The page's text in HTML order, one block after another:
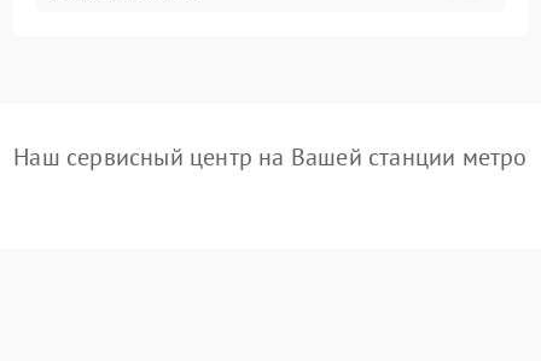
Наш сервисный центр на Вашей станции метро